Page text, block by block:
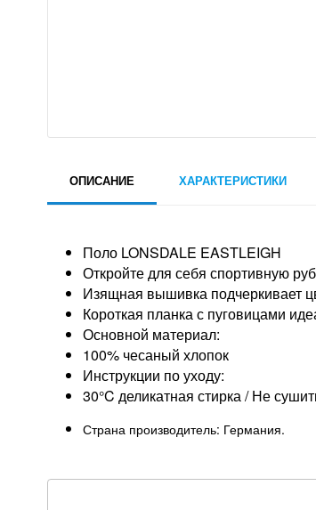
ОПИСАНИЕ ХАРАКТЕРИСТИКИ
Поло LONSDALE EASTLEIGH
Откройте для себя спортивную
Изящная вышивка подчеркивает
Короткая планка с пуговицами
Основной материал:
100% чесаный хлопок
Инструкции по уходу:
30°C деликатная стирка / Не
Страна производитель: Германия.